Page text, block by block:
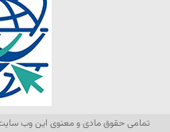
تمامی حقوق مادی و معنوی این وب